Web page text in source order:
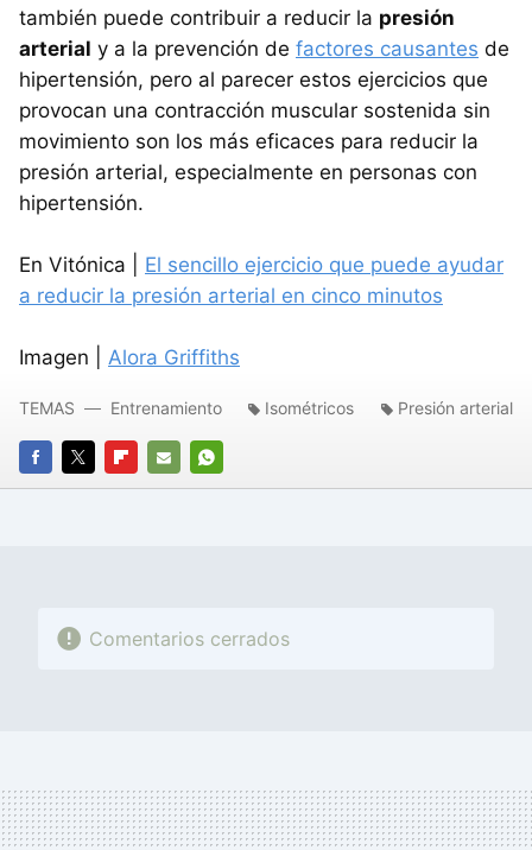
también puede contribuir a reducir la presión
arterial y a la prevención de factores causantes de
hipertensión, pero al parecer estos ejercicios que
provocan una contracción muscular sostenida sin
movimiento son los más eficaces para reducir la
presión arterial, especialmente en personas con
hipertensión.
En Vitónica | El sencillo ejercicio que puede ayudar
a reducir la presión arterial en cinco minutos
Imagen | Alora Griffiths
FACEBOOK
TWITTERFLIPBOARD
E-
WHATSAPP
TEMAS Entrenamiento Isométricos Presión arterial
Comentarios cerrados